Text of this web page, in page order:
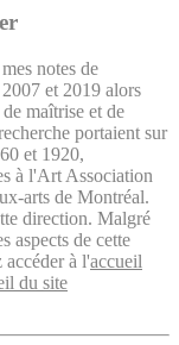
notes de
et 2019 alors
maîtrise et de
portaient sur
et 1920,
à l'Art Association
arts de Montréal.
direction. Malgré
aspects de cette
accéder à l'accueil
du site